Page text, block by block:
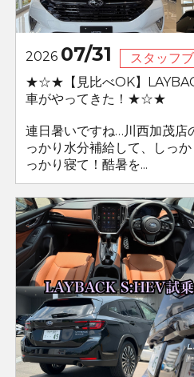
2026 07/31
スタッフ
★☆★【見比べOK】
車がやってきた！★☆★
連日暑いですね…川西加茂店
っかり水分補給して、しっ
っかり寝て！酷暑を...